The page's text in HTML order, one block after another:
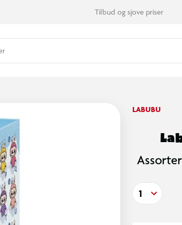
Tilbud og sjove priser
LABUBU
1